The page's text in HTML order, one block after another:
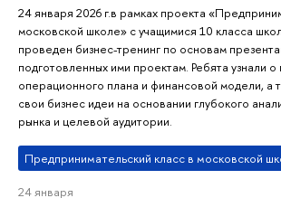
24 января 2026 г.в рамках проекта
московской школе» с учащимися 10 класса
проведен бизнес-тренинг по основам
подготовленных ими проектам. Ребята узнали
операционного плана и финансовой модели, а
свои бизнес идеи на основании глубокого
рынка и целевой аудитории.
Предпринимательский класс в московской
24 января